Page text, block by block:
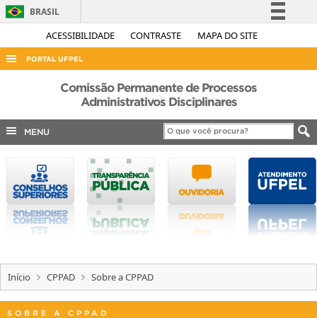
ACESSIBILIDADE CONTRASTE MAPA DO SITE
BRASIL
Simplifique!
Acesso à informação
Legislação
Canais
PORTAL UFPEL
ACESSO À INFORMAÇÃO
COBALTO
EDITAIS
INTERNACIONAL
OUVIDORIA
TELEFONES
Comissão Permanente de Processos
Administrativos Disciplinares
MENU
Início CPPAD Sobre a CPPAD
SOBRE A CPPAD